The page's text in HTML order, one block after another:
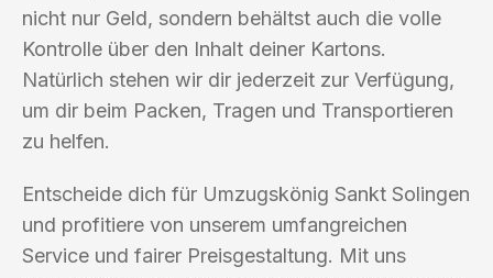
nicht nur Geld, sondern behältst auch die volle
Kontrolle über den Inhalt deiner Kartons.
Natürlich stehen wir dir jederzeit zur Verfügung,
um dir beim Packen, Tragen und Transportieren
zu helfen.
Entscheide dich für Umzugskönig Sankt Solingen
und profitiere von unserem umfangreichen
Service und fairer Preisgestaltung. Mit uns